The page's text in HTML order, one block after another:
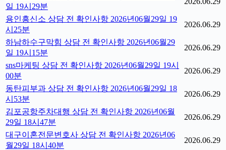
일 19시29분
용인흥신소 상담 전 확인사항 2026년06월29일 19
시25분
2026.06.29
하남하수구막힘 상담 전 확인사항 2026년06월29
일 19시15분
2026.06.29
sns마케팅 상담 전 확인사항 2026년06월29일 19시
00분
2026.06.29
동탄피부과 상담 전 확인사항 2026년06월29일 18
시53분
2026.06.29
김포공항주차대행 상담 전 확인사항 2026년06월
29일 18시47분
2026.06.29
대구이혼전문변호사 상담 전 확인사항 2026년06
월29일 18시40분
2026.06.29